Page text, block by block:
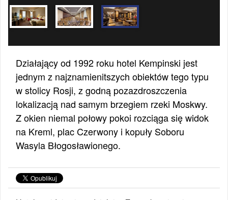
Działający od 1992 roku hotel Kempinski jest
jednym z najznamienitszych obiektów tego typu
w stolicy Rosji, z godną pozazdroszczenia
lokalizacją nad samym brzegiem rzeki Moskwy.
Z okien niemal połowy pokoi rozciąga się widok
na Kreml, plac Czerwony i kopuły Soboru
Wasyla Błogosławionego.